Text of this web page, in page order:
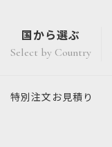
国から選ぶ
Select by Country
特別注文 お見積り